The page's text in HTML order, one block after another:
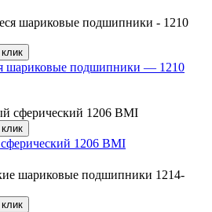
шариковые подшипники — 1210
1206 BMI